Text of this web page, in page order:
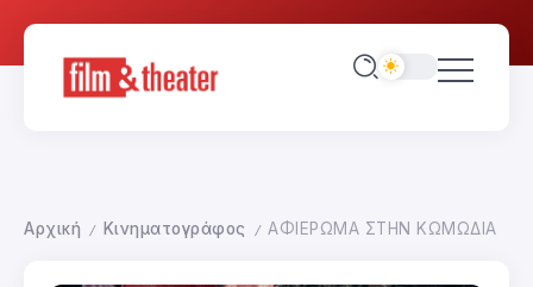
Αρχική / Κινηματογράφος / ΑΦΙΕΡΩΜΑ ΣΤΗΝ ΚΩΜΩΔΙΑ